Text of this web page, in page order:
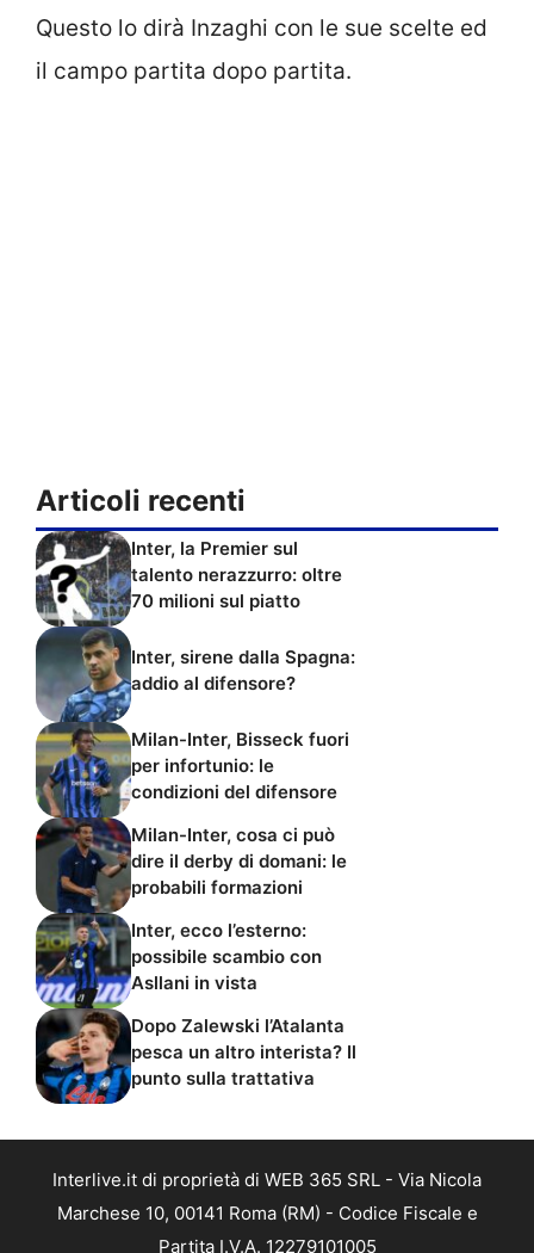
Questo lo dirà Inzaghi con le sue scelte ed
il campo partita dopo partita.
Articoli recenti
Inter, la Premier sul
talento nerazzurro: oltre
70 milioni sul piatto
Inter, sirene dalla Spagna:
addio al difensore?
Milan-Inter, Bisseck fuori
per infortunio: le
condizioni del difensore
Milan-Inter, cosa ci può
dire il derby di domani: le
probabili formazioni
Inter, ecco l’esterno:
possibile scambio con
Asllani in vista
Dopo Zalewski l’Atalanta
pesca un altro interista? Il
punto sulla trattativa
Interlive.it di proprietà di WEB 365 SRL - Via Nicola
Marchese 10, 00141 Roma (RM) - Codice Fiscale e
Partita I.V.A. 12279101005